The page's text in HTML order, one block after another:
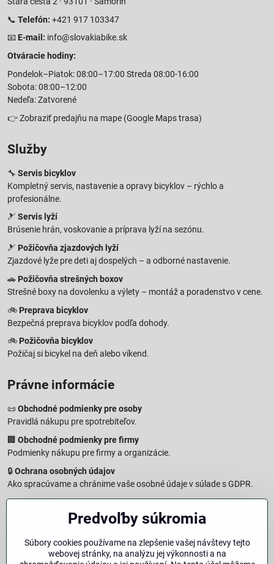
📞 Telefón: +421 917 103347
📧 E-mail: info@slovakiabike.sk
Otváracie hodiny:
Pondelok–Piatok: 08:00–17:00 Streda 08:00-16:00
Sobota: 08:00–12:00
Nedeľa: Zatvorené
👉Zobraziť predajňu na mape (Google Maps trasa)
Služby
🔧 Servis bicyklov
Kompletný servis, nastavenie a opravy bicyklov – rýchlo a
profesionálne.
🎿 Servis lyží
Brúsenie hrán, voskovanie a príprava lyží na sezónu.
🎿 Požičovňa zjazdových lyží
Zjazdové lyže pre deti aj dospelých – a odborné nastavenie.
🚗 Požičovňa strešných boxov
Strešné boxy na dovolenku a výlety – montáž a poradenstvo v cene.
🚲 Preprava bicyklov
Bezpečná preprava bicyklov podľa dohody.
🚲 Požičovňa bicyklov
Požičaj si bicykel na deň alebo víkend.
Právne informácie
📜 Obchodné podmienky pre osoby
Pravidlá nákupu pre spotrebiteľov.
🏢 Obchodné podmienky pre firmy
Podmienky nákupu pre firmy a organizácie.
🔒Ochrana osobných údajov
Ako spracúvame a chránime vaše osobné údaje v súlade s GDPR.
🧾Reklamačný formulár
Jednoduché podanie reklamácie
Vzorový formulár pre odstúpenie od zmluvy a vrátenie tovaru.
Predvoľby súkromia
Súbory cookies používame na zlepšenie vašej návštevy tejto
webovej stránky, na analýzu jej výkonnosti a na